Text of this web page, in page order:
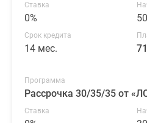
Ставка
0%
Срок кредита
14 мес.
Программа
Ставка